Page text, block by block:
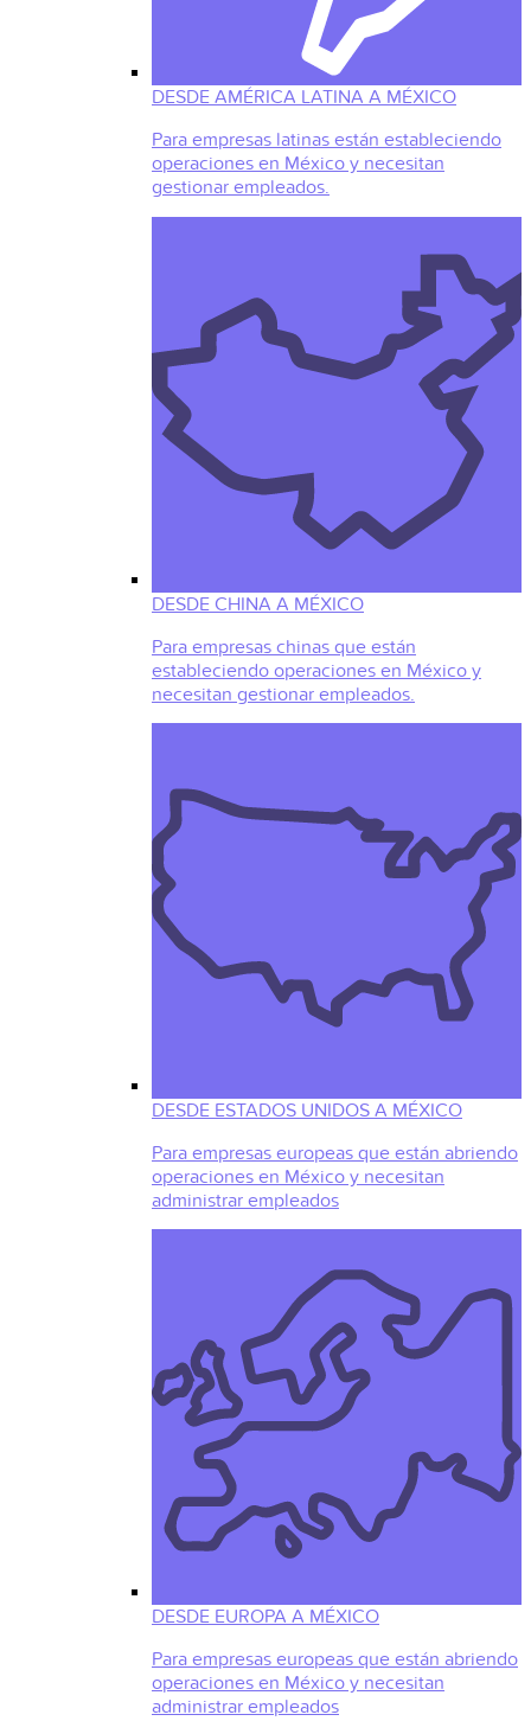
DESDE AMÉRICA LATINA A MÉXICO
Para empresas latinas están estableciendo
operaciones en México y necesitan
gestionar empleados.
DESDE CHINA A MÉXICO
Para empresas chinas que están
estableciendo operaciones en México y
necesitan gestionar empleados.
DESDE ESTADOS UNIDOS A MÉXICO
Para empresas europeas que están abriendo
operaciones en México y necesitan
administrar empleados
DESDE EUROPA A MÉXICO
Para empresas europeas que están abriendo
operaciones en México y necesitan
administrar empleados